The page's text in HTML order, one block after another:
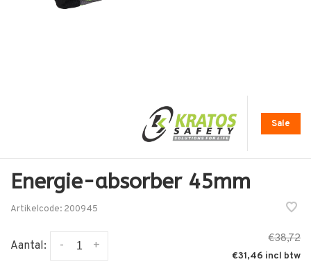
Sale
Energie-absorber 45mm
Artikelcode: 200945
Aantal: +
-
€38,72
€31,46